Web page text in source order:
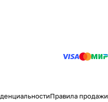
Правила продажи